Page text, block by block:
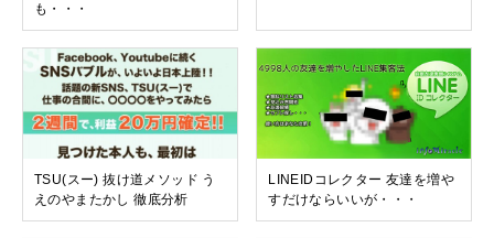
も・・・
TSU(スー) 抜け道メソッド う
えのやまたかし 徹底分析
LINEIDコレクター 友達を増や
すだけならいいが・・・